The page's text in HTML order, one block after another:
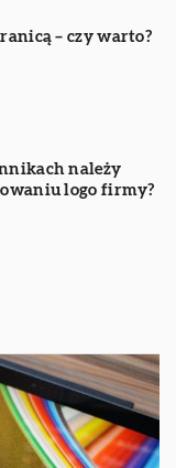
– czy warto?
należy
logo firmy?